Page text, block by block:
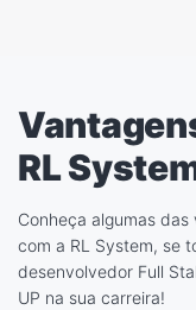
RL
Conheça algumas
com a RL System, se
desenvolvedor Full
UP na sua carreira!